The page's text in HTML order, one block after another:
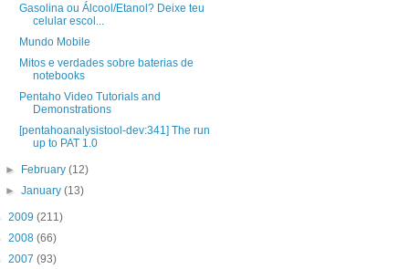
Gasolina ou Álcool/Etanol? Deixe teu
celular escol...
Mundo Mobile
Mitos e verdades sobre baterias de
notebooks
Pentaho Video Tutorials and
Demonstrations
[pentahoanalysistool-dev:341] The run
up to PAT 1.0
► February(12)
►January(13)
2009 (211)
2008 (66)
2007 (93)